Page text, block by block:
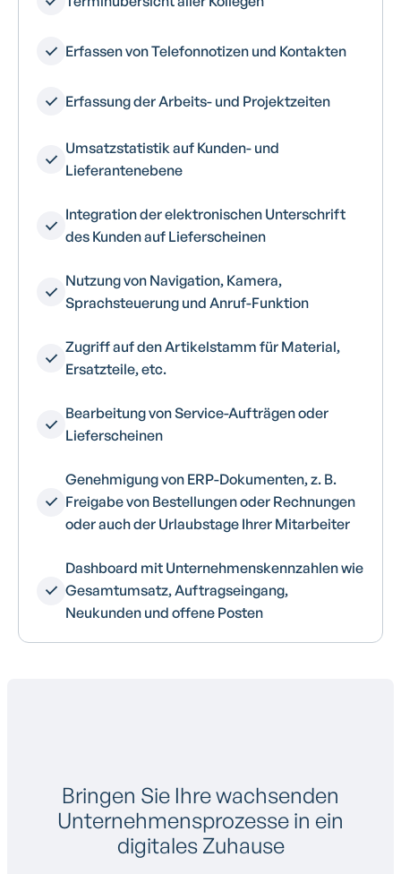
Erfassen von Telefonnotizen und Kontakten
Erfassung der Arbeits- und Projektzeiten
Umsatzstatistik auf Kunden- und
Lieferantenebene
Integration der elektronischen Unterschrift
des Kunden auf Lieferscheinen
Nutzung von Navigation, Kamera,
Sprachsteuerung und Anruf-Funktion
Zugriff auf den Artikelstamm für Material,
Ersatzteile, etc.
Bearbeitung von Service-Aufträgen oder
Lieferscheinen
Genehmigung von ERP-Dokumenten, z. B.
Freigabe von Bestellungen oder Rechnungen
oder auch der Urlaubstage Ihrer Mitarbeiter
Dashboard mit Unternehmenskennzahlen wie
Gesamtumsatz, Auftragseingang,
Neukunden und offene Posten
Bringen Sie Ihre wachsenden
Unternehmensprozesse in ein
digitales Zuhause